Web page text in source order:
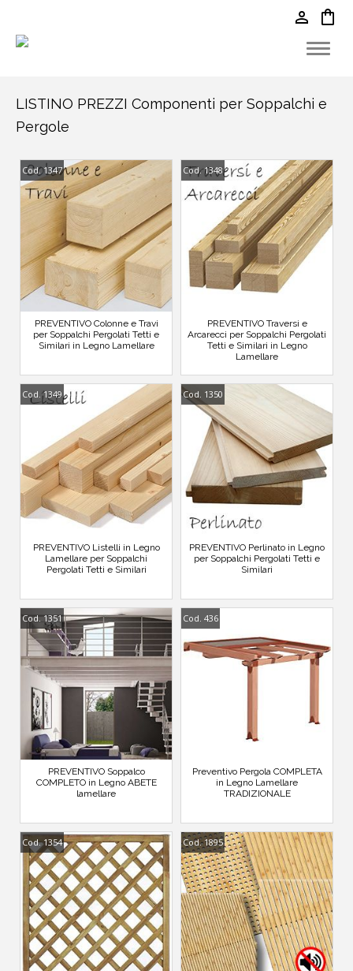
person shopping_bag
LISTINO PREZZI Componenti per Soppalchi e
Pergole
Cod. 1347
PREVENTIVO Colonne e Travi
per Soppalchi Pergolati Tetti e
Similari in Legno Lamellare
Cod. 1348
PREVENTIVO Traversi e
Arcarecci per Soppalchi Pergolati
Tetti e Similari in Legno
Lamellare
Cod. 1349
PREVENTIVO Listelli in Legno
Lamellare per Soppalchi
Pergolati Tetti e Similari
Cod. 1350
PREVENTIVO Perlinato in Legno
per Soppalchi Pergolati Tetti e
Similari
Cod. 1351
PREVENTIVO Soppalco
COMPLETO in Legno ABETE
lamellare
Cod. 436
Preventivo Pergola COMPLETA
in Legno Lamellare
TRADIZIONALE
Cod. 1354 Cod. 1895